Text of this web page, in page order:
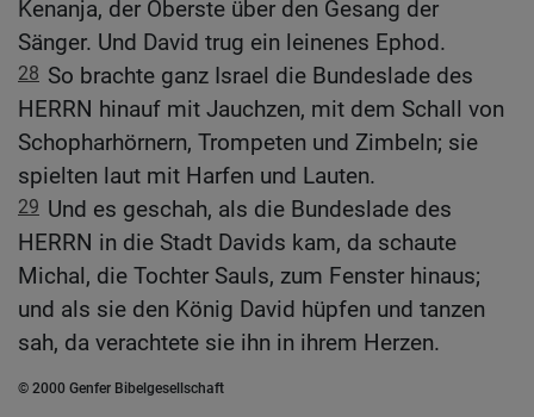
Kenanja, der Oberste über den Gesang der
Sänger. Und David trug ein leinenes Ephod.
28 So brachte ganz Israel die Bundeslade des
HERRN hinauf mit Jauchzen, mit dem Schall von
Schopharhörnern, Trompeten und Zimbeln; sie
spielten laut mit Harfen und Lauten.
29 Und es geschah, als die Bundeslade des
HERRN in die Stadt Davids kam, da schaute
Michal, die Tochter Sauls, zum Fenster hinaus;
und als sie den König David hüpfen und tanzen
sah, da verachtete sie ihn in ihrem Herzen.
© 2000 Genfer Bibelgesellschaft